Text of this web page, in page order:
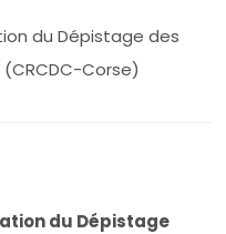
du Dépistage des
Corse)
du Dépistage